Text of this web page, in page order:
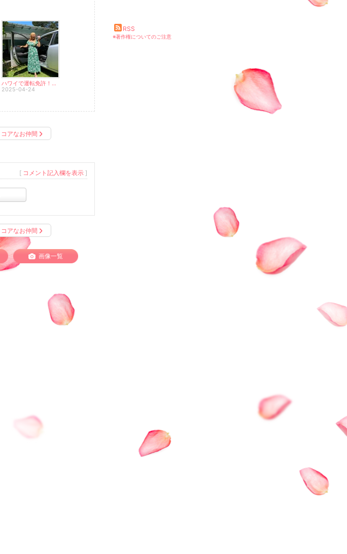
ハワイで運転免許！ロードテスト合格しました〜〜Ver2
2025-04-24
コアなお仲間
[ コメント記入欄を表示 ]
コアなお仲間
画像一覧
RSS
※著作権についてのご注意